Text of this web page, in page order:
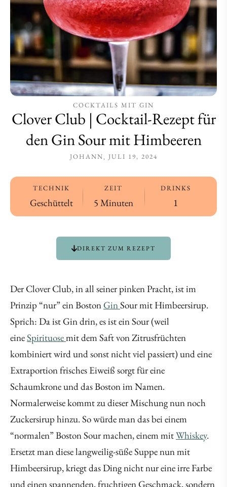
Sour
mit
Himbeeren
Gin
Sour
mit
Himbeeren
COCKTAILS MIT GIN
Clover Club | Cocktail-Rezept für
den Gin Sour mit Himbeeren
JOHANN JULI 19, 2024
TECHNIK
Geschüttelt
ZEIT
5 Minuten
DRINKS
1
DIREKT ZUM REZEPT
Der Clover Club, in all seiner pinken Pracht, ist im
Prinzip “nur” ein Boston GinSour mit Himbeersirup.
Sprich: Da ist Gin drin, es ist ein Sour (weil
eineSpirituosemit dem Saft von Zitrusfrüchten
kombiniert wird und sonst nicht viel passiert) und eine
Extraportion frisches Eiweiß sorgt für eine
Schaumkrone und das Boston im Namen.
Normalerweise kommt zu dieser Mischung nun noch
Zuckersirup hinzu. So würde man das bei einem
“normalen” Boston Sour machen, einem mitWhiskey.
Ersetzt man diese langweilig-süße Suppe nun mit
Himbeersirup, kriegt das Ding nicht nur eine irre Farbe
und einen spannenden, fruchtigen Geschmack, sondern